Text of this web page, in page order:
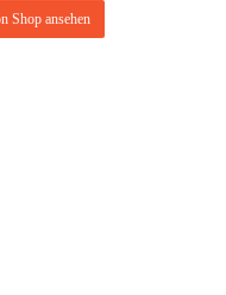
Shop ansehen